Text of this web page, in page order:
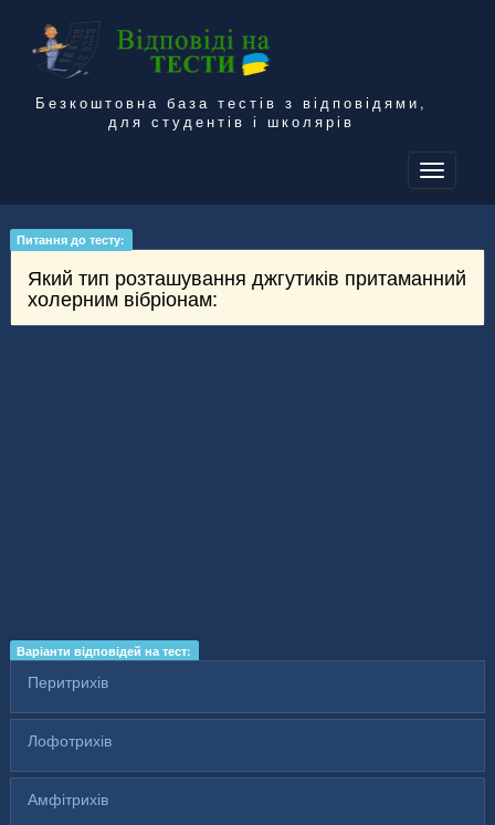
Безкоштовна база тестів з відповідями,
для студентів і школярів
Питання до тесту:
Який тип розташування джгутиків притаманний
холерним вібріонам:
Варіанти відповідей на тест:
Перитрихів
Лофотрихів
Амфітрихів